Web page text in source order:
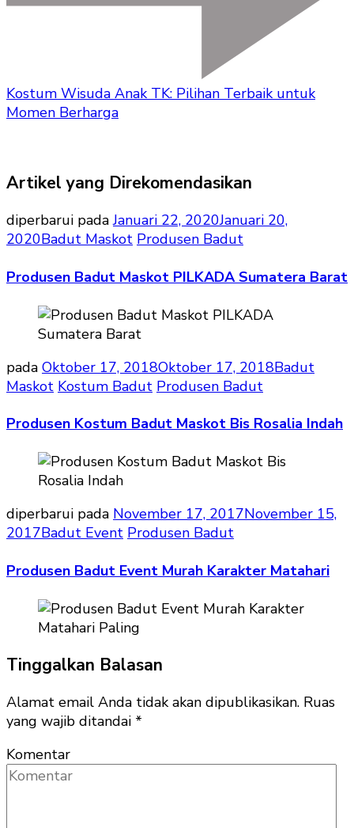
Kostum Wisuda Anak TK: Pilihan Terbaik untuk
Momen Berharga
Artikel yang Direkomendasikan
diperbarui padaJanuari 22, 2020Januari 20,
2020Badut Maskot Produsen Badut
Produsen Badut Maskot PILKADA Sumatera Barat
pada Oktober 17, 2018Oktober 17, 2018Badut
Maskot Kostum Badut Produsen Badut
Produsen Kostum Badut Maskot Bis Rosalia Indah
diperbarui pada November 17, 2017November 15,
2017Badut Event Produsen Badut
Produsen Badut Event Murah Karakter Matahari
Tinggalkan Balasan
Alamat email Anda tidak akan dipublikasikan. Ruas
yang wajib ditandai *
Komentar